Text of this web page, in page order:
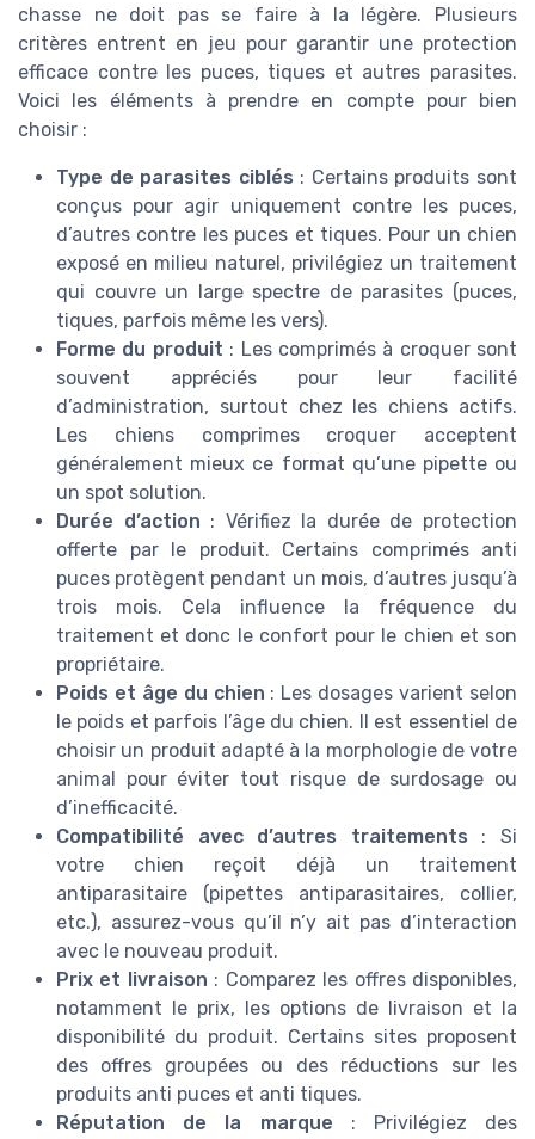
chasse ne doit pas se faire à la légère. Plusieurs
critères entrent en jeu pour garantir une protection
efficace contre les puces, tiques et autres parasites.
Voici les éléments à prendre en compte pour bien
choisir :
Type de parasites ciblés : Certains produits sont
conçus pour agir uniquement contre les puces,
d’autres contre les puces et tiques. Pour un chien
exposé en milieu naturel, privilégiez un traitement
qui couvre un large spectre de parasites (puces,
tiques, parfois même les vers).
Forme du produit : Les comprimés à croquer sont
souvent appréciés pour leur facilité
d’administration, surtout chez les chiens actifs.
Les chiens comprimes croquer acceptent
généralement mieux ce format qu’une pipette ou
un spot solution.
Durée d’action : Vérifiez la durée de protection
offerte par le produit. Certains comprimés anti
puces protègent pendant un mois, d’autres jusqu’à
trois mois. Cela influence la fréquence du
traitement et donc le confort pour le chien et son
propriétaire.
Poids et âge du chien : Les dosages varient selon
le poids et parfois l’âge du chien. Il est essentiel de
choisir un produit adapté à la morphologie de votre
animal pour éviter tout risque de surdosage ou
d’inefficacité.
Compatibilité avec d’autres traitements : Si
votre chien reçoit déjà un traitement
antiparasitaire (pipettes antiparasitaires, collier,
etc.), assurez-vous qu’il n’y ait pas d’interaction
avec le nouveau produit.
Prix et livraison : Comparez les offres disponibles,
notamment le prix, les options de livraison et la
disponibilité du produit. Certains sites proposent
des offres groupées ou des réductions sur les
produits anti puces et anti tiques.
Réputation de la marque : Privilégiez des